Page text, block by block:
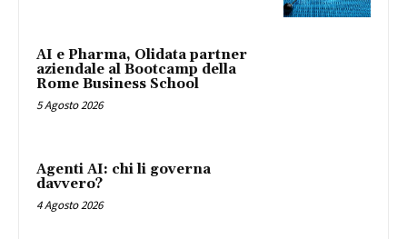
AI e Pharma, Olidata partner
aziendale al Bootcamp della
Rome Business School
5 Agosto 2026
Agenti AI: chi li governa
davvero?
4 Agosto 2026